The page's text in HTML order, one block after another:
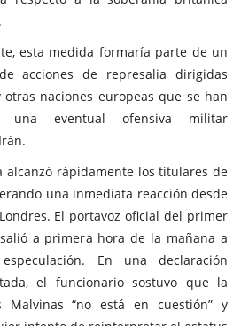
esta medida formaría parte de un
acciones de represalia dirigidas
naciones europeas que se han
una eventual ofensiva militar
alcanzó rápidamente los titulares de
una inmediata reacción desde
El portavoz oficial del primer
a primera hora de la mañana a
En una declaración
el funcionario sostuvo que la
Malvinas “no está en cuestión” y